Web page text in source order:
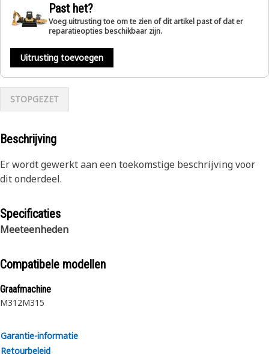
Past het?
Voeg uitrusting toe om te zien of dit artikel past of dat er
reparatieopties beschikbaar zijn.
Uitrusting toevoegen
STOPGEZET
Beschrijving
Er wordt gewerkt aan een toekomstige beschrijving voor
dit onderdeel.
Specificaties
Meeteenheden
Compatibele modellen
Graafmachine
M312M315
Garantie-informatie
Retourbeleid